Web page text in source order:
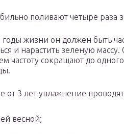
поливают четыре раза
жизни он должен быть
и нарастить зеленую
частоту сокращают до
от 3 лет увлажнение
весной;